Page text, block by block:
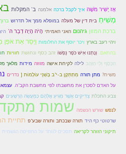
הזוהר הקדוש ספרא דצניעותא
הזוהר הקדוש תצווה השקפה
הזוהר הקדוש תצווה מתקדמים
ספר הזוהר הקדוש כי תשא השקפה
ספר הזוהר הקדוש כי תשא מתקדמים
ספר הזוהר הקדוש ויקהל השקפה
ספר הזוהר הקדוש פיקודי מתחילים
אָז יָשִׁיר מֹשֶׁה איך לקבל ברכה אלמנה ב' המקלות
מְשִׁיחַ בית דין של מעלה במופלא ממך אל תדרוש
ברכת המזון גיהנום האני האמיתי הָיׂה הָיָה דְבַר ה'
ויהי רעב בארץ ויכר יוסף את החלומות וַיָּסַר אֵת אֹפַן
בהתאם. וְנָתְנוּ אִישׁ כֹּפֶר נַפְשׁוֹ זהב כסף ונחושת חוויות
הַכֶּסֶף וְלִי הַזָּהָב לילה לקיחת אישה מזוזה מידות מלאך
משיח? מתן תורה מִתְתַּקֶן ב-י"ב בְּשִׁנֵּי עוֹלָמוֹת [ נדרים
על האדם לסכרן את מחשבתו לפי מחשבת הקב"ה.
צבע התכלת צַדִּיקִים אֲשֶׁר מַגִּיעַ אֲלֵהֶם כְּמַעֲשֵׂה הָרְשָׁעִים
לנפש שורש הנשמה שמות
שרטוטי כף היד תורה שבכתב ותורה שבע"פ תחיית
תיקוני הזוהר לקריאה תסכים לוותר על התפיסה הגשמית